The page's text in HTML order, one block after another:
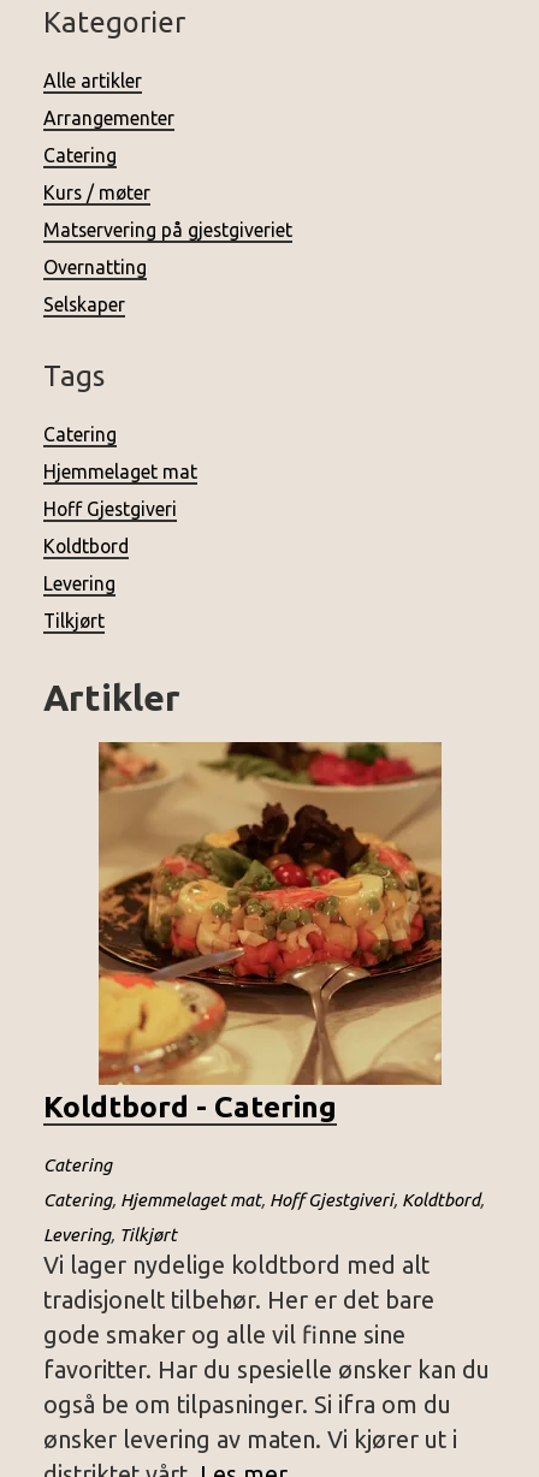
Kategorier
Alle artikler
Arrangementer
Catering
Kurs / møter
Matservering på gjestgiveriet
Overnatting
Selskaper
Tags
Catering
Hjemmelaget mat
Hoff Gjestgiveri
Koldtbord
Levering
Tilkjørt
Artikler
Koldtbord - Catering
Catering
Catering, Hjemmelaget mat, Hoff Gjestgiveri, Koldtbord,
Levering, Tilkjørt
Vi lager nydelige koldtbord med alt
tradisjonelt tilbehør. Her er det bare
gode smaker og alle vil finne sine
favoritter. Har du spesielle ønsker kan du
også be om tilpasninger. Si ifra om du
ønsker levering av maten. Vi kjører ut i